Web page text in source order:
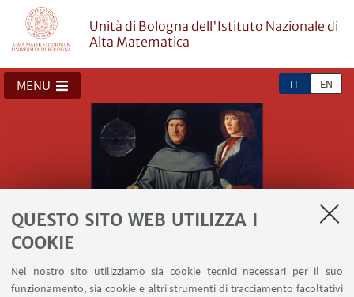
QUESTO SITO WEB UTILIZZA I
COOKIE
Nel nostro sito utilizziamo sia cookie tecnici necessari per il suo
funzionamento, sia cookie e altri strumenti di tracciamento facoltativi
Unità di Bologna dell'Istituto Nazionale di
Alta Matematica
IT EN
MENU
Luca Pacioli
Gerolamo Cardano - Evangelista Torricelli
Bonaventura Cavalieri - Maria Gaetana
Agnesi
Luigi Cremona - Cesare Arzelà
Beppo Levi - Leonida Tonelli